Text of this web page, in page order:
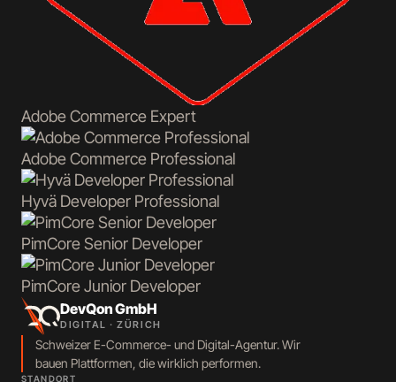
Adobe Commerce Expert
Adobe Commerce Professional
Hyvä Developer Professional
PimCoreSenior Developer
PimCoreJunior Developer
DevQon GmbH
DIGITAL · ZÜRICH
Schweizer E-Commerce- und Digital-Agentur. Wir
bauen Plattformen, die wirklich performen.
STANDORT